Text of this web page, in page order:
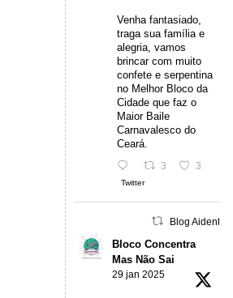
Venha fantasiado,
traga sua família e
alegria, vamos
brincar com muito
confete e serpentina
no Melhor Bloco da
Cidade que faz o
Maior Baile
Carnavalesco do
Ceará.
3 3
Twitter
Blog Aidentu
Bloco Concentra
Mas Não Sai
29 jan 2025